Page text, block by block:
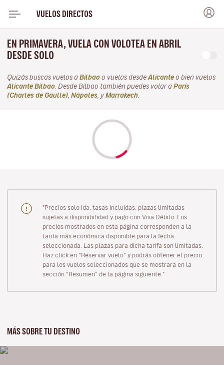
VUELOS DIRECTOS
EN PRIMAVERA, VUELA CON VOLOTEA EN ABRIL
DESDE SOLO
Quizás buscas vuelos a Bilbao o vuelos desde Alicante o bien vuelos
Alicante Bilbao . Desde Bilbao también puedes volar a París
(Charles de Gaulle) Nápoles , y Marrakech
"Precios solo ida, tasas incluidas, plazas limitadas
sujetas a disponibilidad y pago con Visa Débito. Los
precios mostrados en esta página corresponden a la
tarifa más económica disponible para la fecha
seleccionada. Las plazas para dicha tarifa son limitadas.
Haz click en “Reservar vuelo” y podrás obtener el precio
para los vuelos seleccionados que se mostrará en la
sección “Resumen” de la página siguiente."
MÁS SOBRE TU DESTINO